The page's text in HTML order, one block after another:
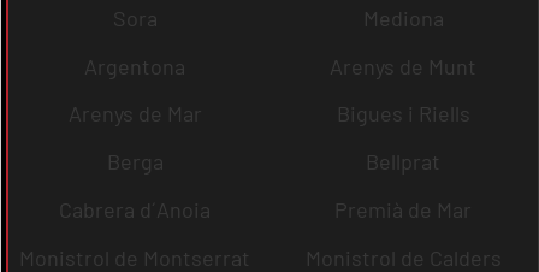
Sora
Mediona
Argentona
Arenys de Munt
Arenys de Mar
Bigues i Riells
Berga
Bellprat
Cabrera d´Anoia
Premià de Mar
Monistrol de Montserrat
Monistrol de Calders